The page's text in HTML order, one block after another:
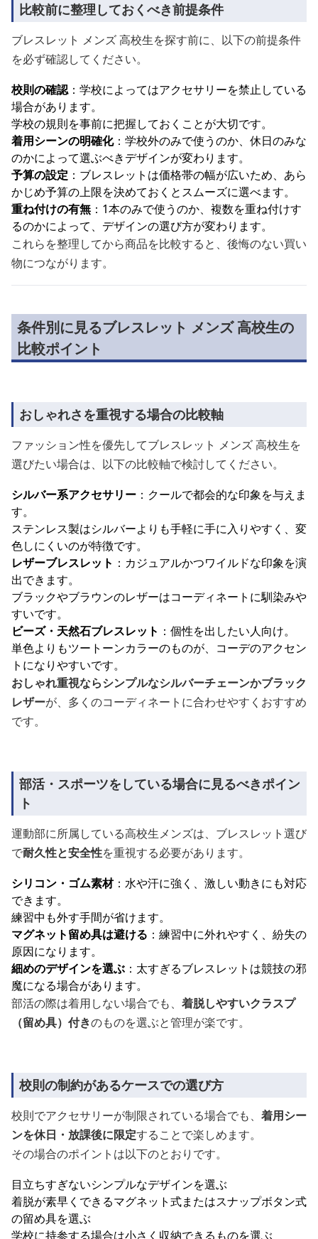
比較前に整理しておくべき前提条件
ブレスレット メンズ 高校生を探す前に、以下の前提条件
を必ず確認してください。
校則の確認：学校によってはアクセサリーを禁止している
場合があります。
学校の規則を事前に把握しておくことが大切です。
着用シーンの明確化：学校外のみで使うのか、休日のみな
のかによって選ぶべきデザインが変わります。
予算の設定 ：ブレスレットは価格帯の幅が広いため、あら
かじめ予算の上限を決めておくとスムーズに選べます。
重ね付けの有無 ：1本のみで使うのか、複数を重ね付けす
るのかによって、デザインの選び方が変わります。
これらを整理してから商品を比較すると、後悔のない買い
物につながります。
条件別に見るブレスレット メンズ 高校生の
比較ポイント
おしゃれさを重視する場合の比較軸
ファッション性を優先してブレスレット メンズ 高校生を
選びたい場合は、以下の比較軸で検討してください。
シルバー系アクセサリー ：クールで都会的な印象を与えま
す。
ステンレス製はシルバーよりも手軽に手に入りやすく、変
色しにくいのが特徴です。
レザーブレスレット ：カジュアルかつワイルドな印象を演
出できます。
ブラックやブラウンのレザーはコーディネートに馴染みや
すいです。
ビーズ・天然石ブレスレット ：個性を出したい人向け。
単色よりもツートーンカラーのものが、コーデのアクセン
トになりやすいです。
おしゃれ重視ならシンプルなシルバーチェーンかブラック
レザーが、多くのコーディネートに合わせやすくおすすめ
です。
部活・スポーツをしている場合に見るべきポイン
ト
運動部に所属している高校生メンズは、ブレスレット選び
で耐久性と安全性を重視する必要があります。
シリコン・ゴム素材：水や汗に強く、激しい動きにも対応
できます。
練習中も外す手間が省けます。
マグネット留め具は避ける ：練習中に外れやすく、紛失の
原因になります。
細めのデザインを選ぶ ：太すぎるブレスレットは競技の邪
魔になる場合があります。
部活の際は着用しない場合でも、 着脱しやすいクラスプ
（留め具）付きのものを選ぶと管理が楽です。
校則の制約があるケースでの選び方
校則でアクセサリーが制限されている場合でも、 着用シー
ンを休日・放課後に限定することで楽しめます。
その場合のポイントは以下のとおりです。
目立ちすぎないシンプルなデザインを選ぶ
着脱が素早くできるマグネット式またはスナップボタン式
の留め具を選ぶ
学校に持参する場合は小さく収納できるものを選ぶ